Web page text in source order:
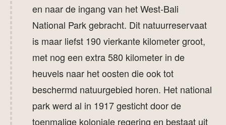
en naar de ingang van het West-Bali
National Park gebracht. Dit natuurreservaat
is maar liefst 190 vierkante kilometer groot,
met nog een extra 580 kilometer in de
heuvels naar het oosten die ook tot
beschermd natuurgebied horen. Het national
park werd al in 1917 gesticht door de
toenmalige koloniale regering en bestaat uit